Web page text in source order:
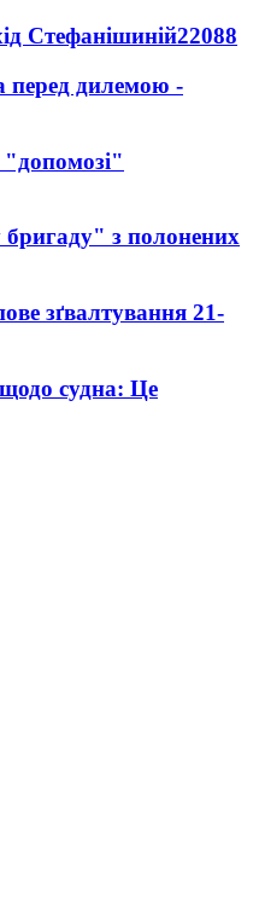
Стефанішиній22088
перед дилемою -
з полонених
зґвалтування 21-
судна: Це